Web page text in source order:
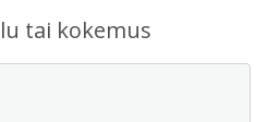
tai kokemus